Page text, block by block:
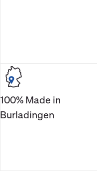
100% Made in
Burladingen